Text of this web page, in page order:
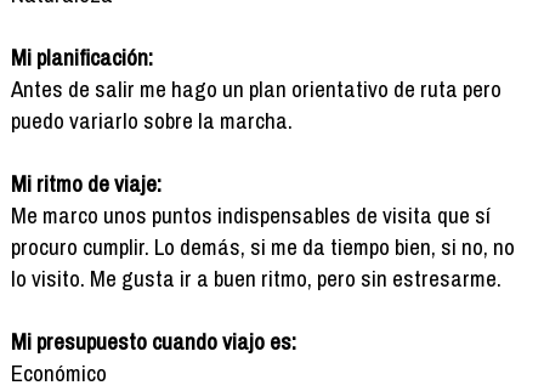
Mi planificación:
Antes de salir me hago un plan orientativo de ruta pero
puedo variarlo sobre la marcha.
Mi ritmo de viaje:
Me marco unos puntos indispensables de visita que sí
procuro cumplir. Lo demás, si me da tiempo bien, si no, no
lo visito. Me gusta ir a buen ritmo, pero sin estresarme.
Mi presupuesto cuando viajo es:
Económico